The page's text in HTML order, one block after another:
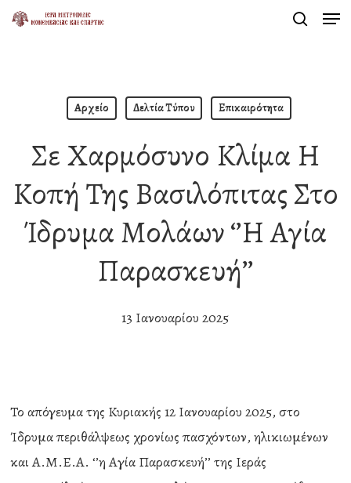
Skip
Αρχείο Δελτία Τύπου Επικαιρότητα
Σε Χαρμόσυνο Κλίμα Η
Κοπή Της Βασιλόπιτας Στο
Ίδρυμα Μολάων ‘’η Αγία
Παρασκευή’’
13 Ιανουαρίου 2025
Το απόγευμα της Κυριακής 12 Ιανουαρίου 2025, στο
Ίδρυμα περιθάλψεως χρονίως πασχόντων, ηλικιωμένων
και Α.Μ.Ε.Α. ‘’η Αγία Παρασκευή’’ της Ιεράς